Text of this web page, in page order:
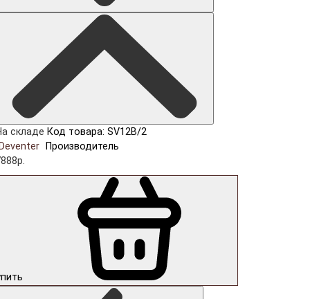
складе Код товара: SV12B/2
Производитель